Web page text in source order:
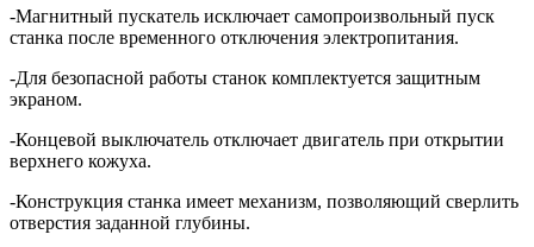
-Магнитный пускатель исключает самопроизвольный пуск
станка после временного отключения электропитания.
-Для безопасной работы станок комплектуется защитным
экраном.
-Концевой выключатель отключает двигатель при открытии
верхнего кожуха.
-Конструкция станка имеет механизм, позволяющий сверлить
отверстия заданной глубины.